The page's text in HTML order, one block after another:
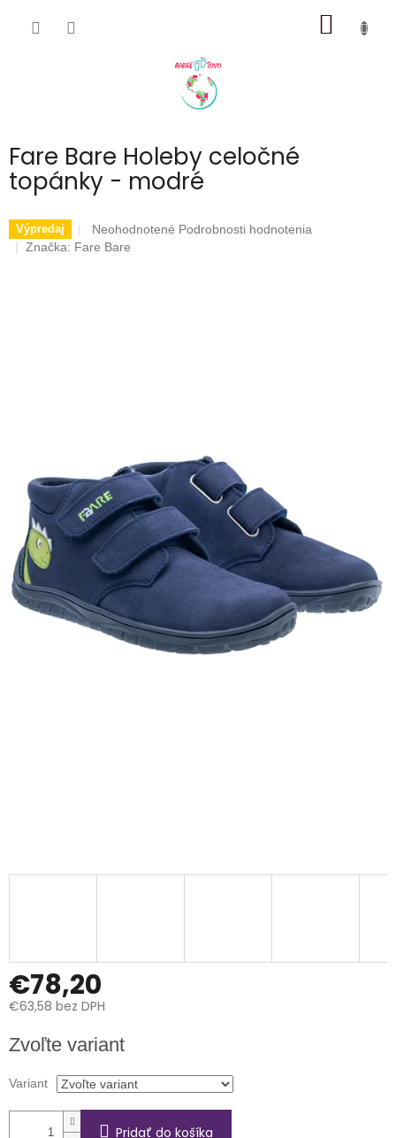
Fare Bare Holeby celočné
topánky - modré
Výpredaj
Priemerné
hodnotenie
Neohodnotené Podrobnosti hodnotenia
Značka: Fare Bare
€78,20
€63,58 bez DPH
cena:
Zvoľte variant
Variant
Pridať do košíka